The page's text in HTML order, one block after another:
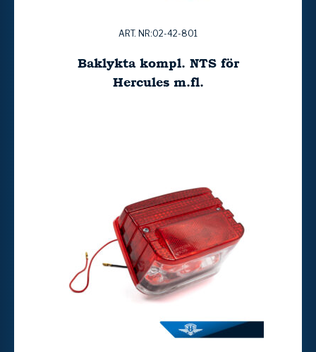
ART. NR:02-42-801
Baklykta kompl. NTS för
Hercules m.fl.